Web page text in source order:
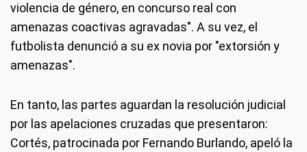
violencia de género, en concurso real con
amenazas coactivas agravadas". A su vez, el
futbolista denunció a su ex novia por "extorsión y
amenazas".
En tanto, las partes aguardan la resolución judicial
por las apelaciones cruzadas que presentaron:
Cortés, patrocinada por Fernando Burlando, apeló la